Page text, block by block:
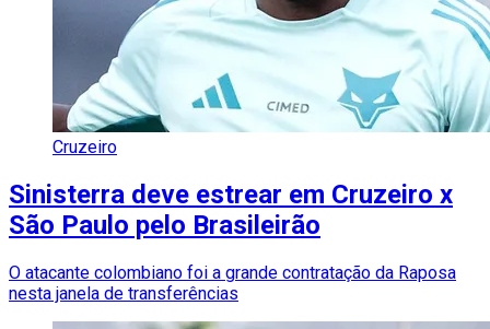
Cruzeiro
Sinisterra deve estrear em Cruzeiro x
São Paulo pelo Brasileirão
O atacante colombiano foi a grande contratação da Raposa
nesta janela de transferências